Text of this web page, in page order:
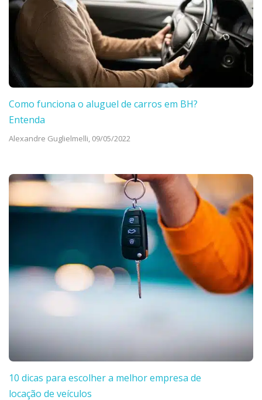
Como funciona o aluguel de carros em BH?
Entenda
Alexandre Guglielmelli, 09/05/2022
10 dicas para escolher a melhor empresa de
locação de veículos